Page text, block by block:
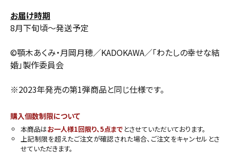
お届け時期
8月下旬頃〜発送予定
©顎木あくみ・月岡月穂／KADOKAWA／「わたしの幸せな結
婚」製作委員会
※2023年発売の第1弾商品と同じ仕様です。
購入個数制限について
本商品はお一人様1回限り、5点まで とさせていただいております。
上記制限を超えたご注文が確認された場合、ご注文をキャンセルとさ
せていただきます。